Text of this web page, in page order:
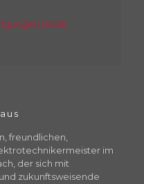
(AGB)
freundlichen,
im
der sich mit
zukunftsweisende